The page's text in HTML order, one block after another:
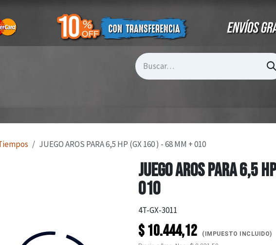
JUEGO AROS PARA 6,5 HP (GX 160 ) - 68 MM + 010
JUEGO AROS PARA 6,5
010
4T-GX-3011
$10.444,12 (IMPUESTO INCLUIDO)